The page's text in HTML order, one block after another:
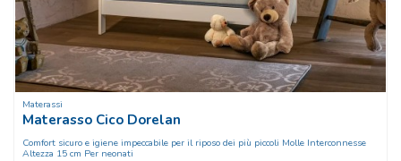
Materassi
Materasso Cico Dorelan
Comfort sicuro e igiene impeccabile per il riposo dei più piccoli Molle Interconnesse
Altezza 15 cm Per neonati